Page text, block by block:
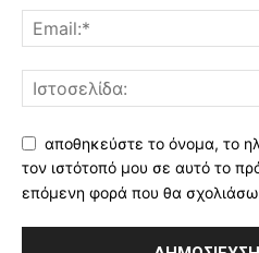
αποθηκεύστε το όνομα, το
τον ιστότοπό μου σε αυτό το
επόμενη φορά που θα